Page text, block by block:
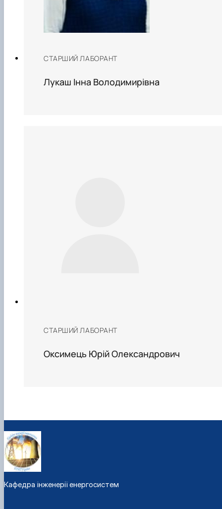
СТАРШИЙ ЛАБОРАНТ
Лукаш Інна Володимирівна
СТАРШИЙ ЛАБОРАНТ
Оксимець Юрій Олександрович
Кафедра інженерії енергосистем